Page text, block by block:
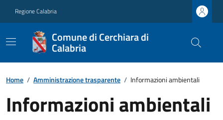
Regione Calabria
Comune di Cerchiara di
Calabria
Home / Amministrazione trasparente / Informazioni ambientali
Informazioni ambientali